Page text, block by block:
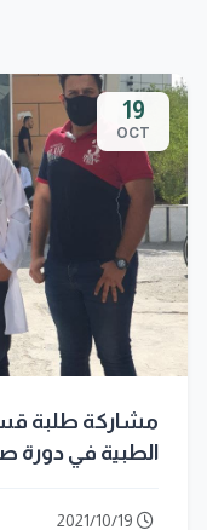
19
OCT
مشاركة طلبة
الطبية في دورة